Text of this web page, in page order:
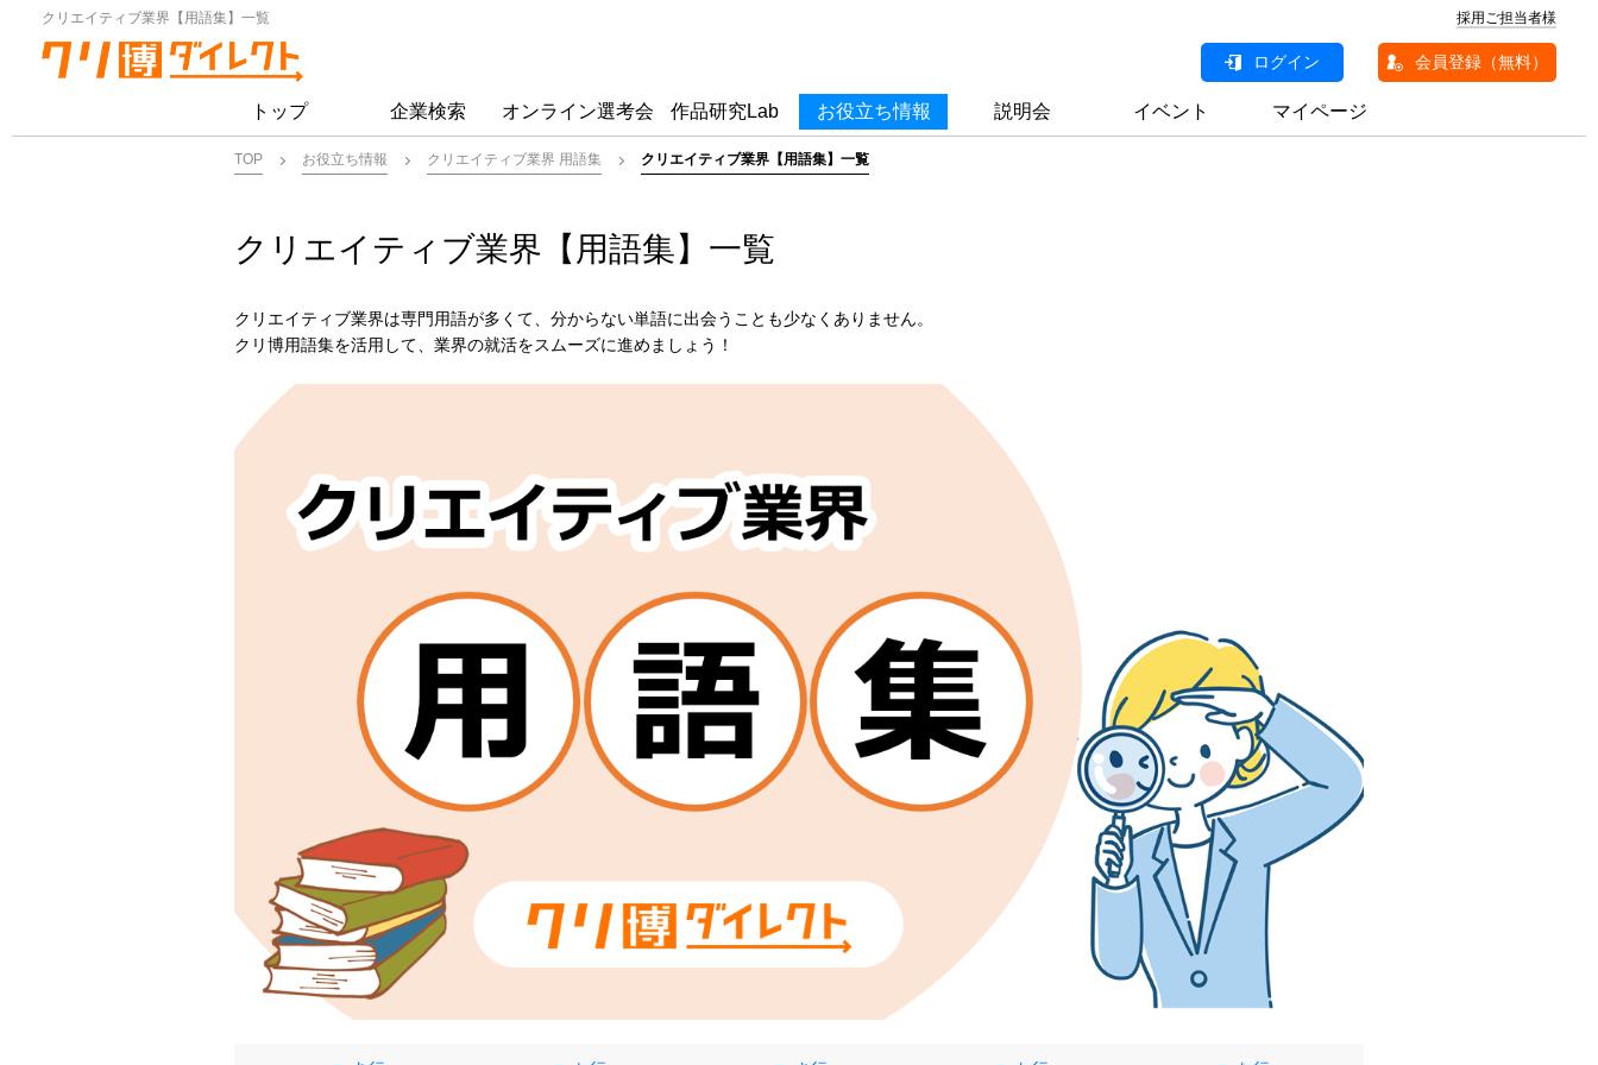
クリエイティブ業界【用語集】一覧 採用ご担当者様
ログイン 会員登録（無料）
トップ 企業検索 オンライン選考会 作品研究Lab お役立ち情報 説明会 イベント マイページ
TOP お役立ち情報 クリエイティブ業界 用語集 クリエイティブ業界【用語集】一覧
クリエイティブ業界【用語集】一覧
クリエイティブ業界は専門用語が多くて、分からない単語に出会うことも少なくありません。
クリ博用語集を活用して、業界の就活をスムーズに進めましょう！